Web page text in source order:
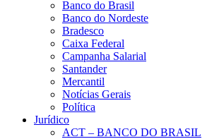
Banco do Brasil
Banco do Nordeste
Bradesco
Caixa Federal
Campanha Salarial
Santander
Mercantil
Notícias Gerais
Política
Jurídico
ACT – BANCO DO BRASIL